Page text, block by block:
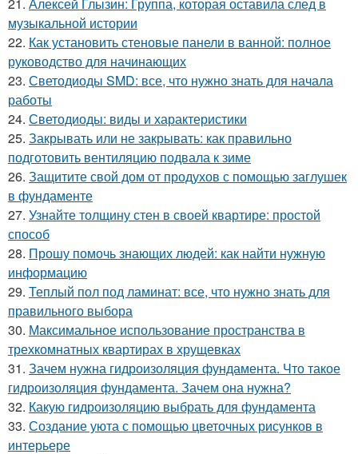
21. Алексей Глызин: Группа, которая оставила след в
музыкальной истории
22. Как установить стеновые панели в ванной: полное
руководство для начинающих
23. Светодиоды SMD: все, что нужно знать для начала
работы
24. Светодиоды: виды и характеристики
25. Закрывать или не закрывать: как правильно
подготовить вентиляцию подвала к зиме
26. Защитите свой дом от продухов с помощью заглушек
в фундаменте
27. Узнайте толщину стен в своей квартире: простой
способ
28. Прошу помочь знающих людей: как найти нужную
информацию
29. Теплый пол под ламинат: все, что нужно знать для
правильного выбора
30. Максимальное использование пространства в
трехкомнатных квартирах в хрущевках
31. Зачем нужна гидроизоляция фундамента. Что такое
гидроизоляция фундамента. Зачем она нужна?
32. Какую гидроизоляцию выбрать для фундамента
33. Создание уюта с помощью цветочных рисунков в
интерьере